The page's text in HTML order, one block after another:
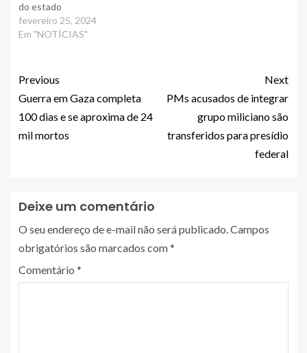
do estado
fevereiro 25, 2024
Em "NOTÍCIAS"
Previous
Guerra em Gaza completa
100 dias e se aproxima de 24
mil mortos
Next
PMs acusados de integrar
grupo miliciano são
transferidos para presídio
federal
Deixe um comentário
O seu endereço de e-mail não será publicado.Campos
obrigatórios são marcados com*
Comentário *